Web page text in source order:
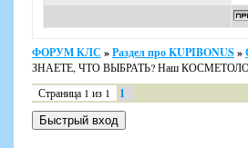
ФОРУМ КЛС »Раздел про KUPIBONUS»
ЗНАЕТЕ, ЧТО ВЫБРАТЬ? Наш КОСМЕТОЛОГ
Страница 1 из 1 1